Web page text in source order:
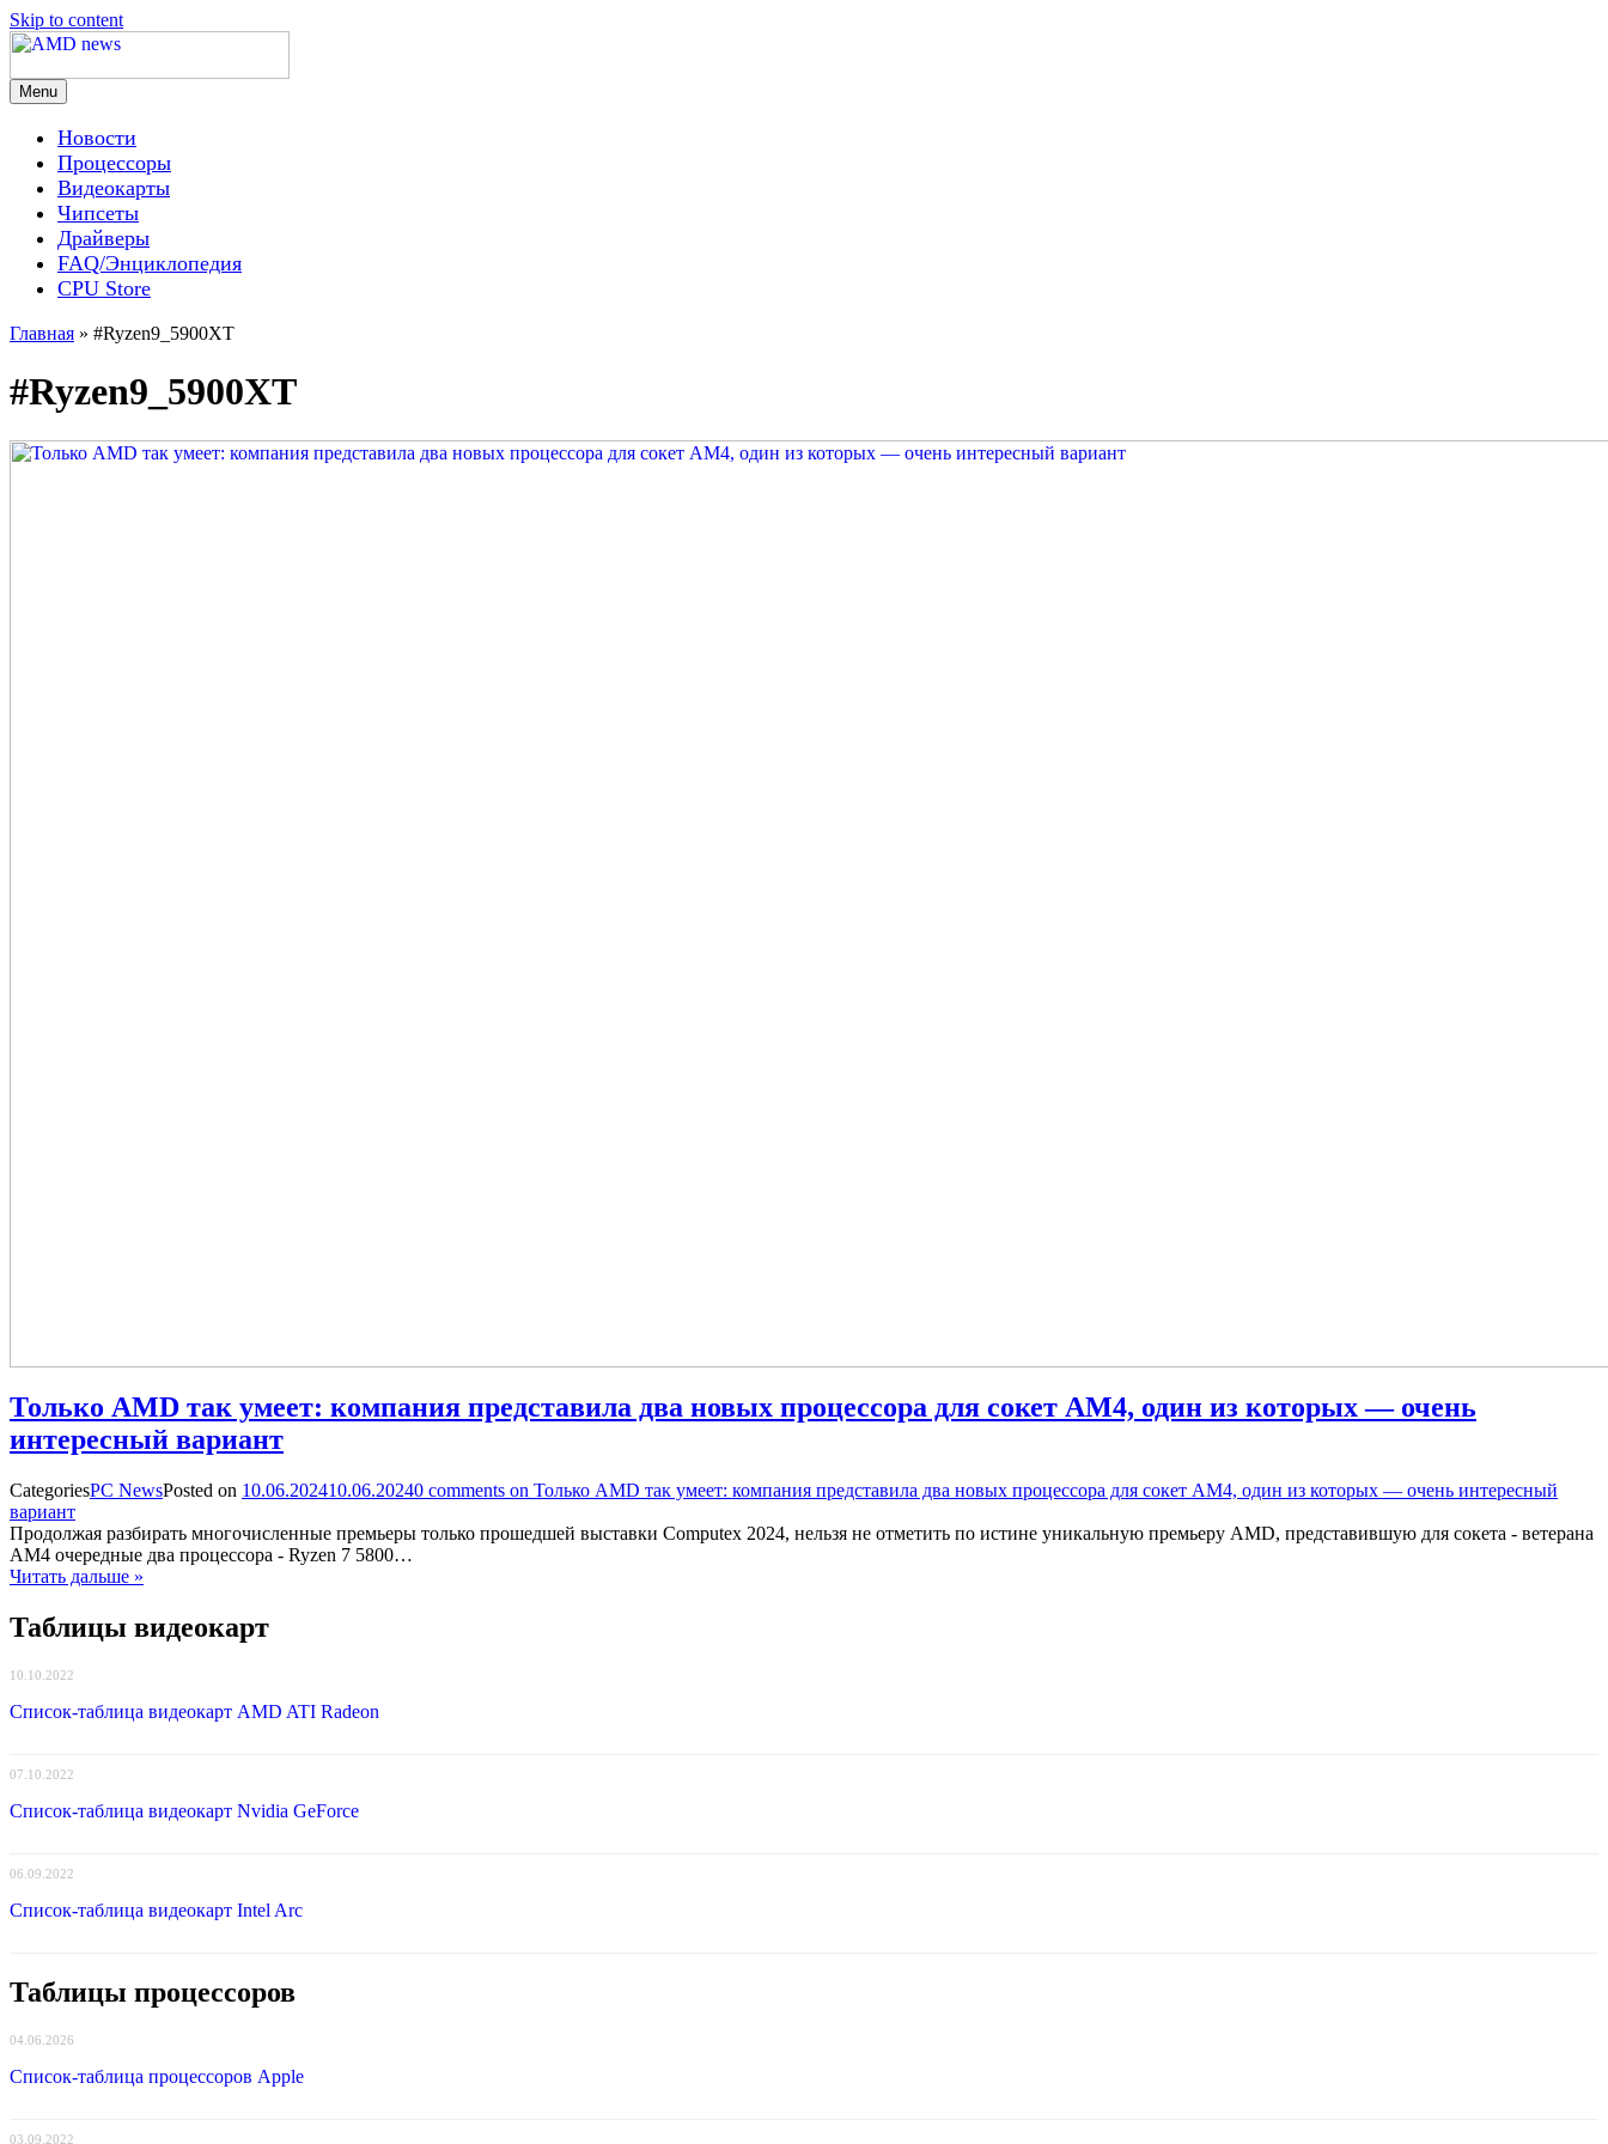
Skip to content
AMD news
Menu
Новости
Процессоры
Видеокарты
Чипсеты
Драйверы
FAQ/Энциклопедия
CPU Store
Главная » #Ryzen9_5900XT
#Ryzen9_5900XT
Только AMD так умеет: компания представила два новых процессора для сокет AM4, один из которых — очень
интересный вариант
CategoriesPC NewsPosted on 10.06.202410.06.20240 comments on Только AMD так умеет: компания представила два новых процессора для сокет AM4, один из которых — очень интересный
вариант
Продолжая разбирать многочисленные премьеры только прошедшей выставки Computex 2024, нельзя не отметить по истине уникальную премьеру AMD, представившую для сокета - ветерана
AM4 очередные два процессора - Ryzen 7 5800…
Читать дальше »
Таблицы видеокарт
10.10.2022
Список-таблица видеокарт AMD ATI Radeon
07.10.2022
Список-таблица видеокарт Nvidia GeForce
06.09.2022
Список-таблица видеокарт Intel Arc
Таблицы процессоров
04.06.2026
Список-таблица процессоров Apple
03.09.2022